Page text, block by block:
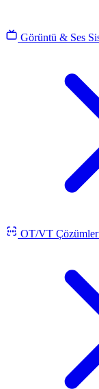
Görüntü & Ses
OT/VT